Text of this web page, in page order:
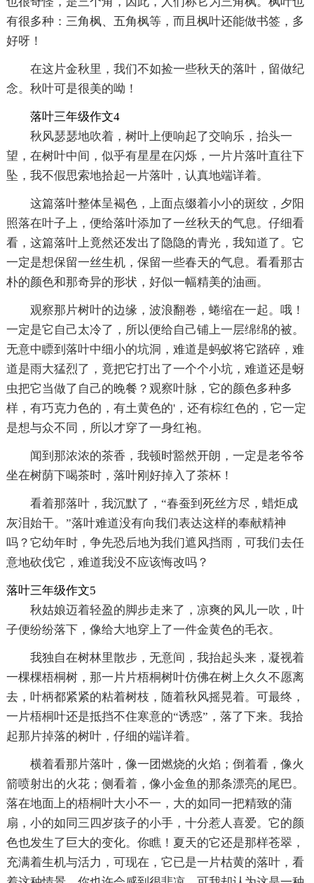
有很多种：三角枫、五角枫等，而且枫叶还能做书签，多
好呀！
在这片金秋里，我们不如捡一些秋天的落叶，留做纪
念。秋叶可是很美的呦！
落叶三年级作文4
秋风瑟瑟地吹着，树叶上便响起了交响乐，抬头一
望，在树叶中间，似乎有星星在闪烁，一片片落叶直往下
坠，我不假思索地拾起一片落叶，认真地端详着。
这篇落叶整体呈褐色，上面点缀着小小的斑纹，夕阳
照落在叶子上，便给落叶添加了一丝秋天的气息。仔细看
看，这篇落叶上竟然还发出了隐隐的青光，我知道了。它
一定是想保留一丝生机，保留一些春天的气息。看看那古
朴的颜色和那奇异的形状，好似一幅精美的油画。
观察那片树叶的边缘，波浪翻卷，蜷缩在一起。哦！
一定是它自己太冷了，所以便给自己铺上一层绵绵的被。
无意中瞟到落叶中细小的坑洞，难道是蚂蚁将它踏碎，难
道是雨大猛烈了，竟把它打出了一个个小坑，难道还是蚜
虫把它当做了自己的晚餐？观察叶脉，它的颜色多种多
样，有巧克力色的，有土黄色的'，还有棕红色的，它一定
是想与众不同，所以才穿了一身红袍。
闻到那浓浓的茶香，我顿时豁然开朗，一定是老爷爷
坐在树荫下喝茶时，落叶刚好掉入了茶杯！
看着那落叶，我沉默了，“春蚕到死丝方尽，蜡炬成
灰泪始干。”落叶难道没有向我们表达这样的奉献精神
吗？它幼年时，争先恐后地为我们遮风挡雨，可我们去任
意地砍伐它，难道我没不应该悔改吗？
落叶三年级作文5
秋姑娘迈着轻盈的脚步走来了，凉爽的风儿一吹，叶
子便纷纷落下，像给大地穿上了一件金黄色的毛衣。
我独自在树林里散步，无意间，我抬起头来，凝视着
一棵棵梧桐树，那一片片梧桐树叶仿佛在树上久久不愿离
去，叶柄都紧紧的粘着树枝，随着秋风摇晃着。可最终，
一片梧桐叶还是抵挡不住寒意的“诱惑”，落了下来。我拾
起那片掉落的树叶，仔细的端详着。
横着看那片落叶，像一团燃烧的火焰；倒着看，像火
箭喷射出的火花；侧看着，像小金鱼的那条漂亮的尾巴。
落在地面上的梧桐叶大小不一，大的如同一把精致的蒲
扇，小的如同三四岁孩子的小手，十分惹人喜爱。它的颜
色也发生了巨大的变化。你瞧！夏天的它还是那样苍翠，
充满着生机与活力，可现在，它已是一片枯黄的落叶，看